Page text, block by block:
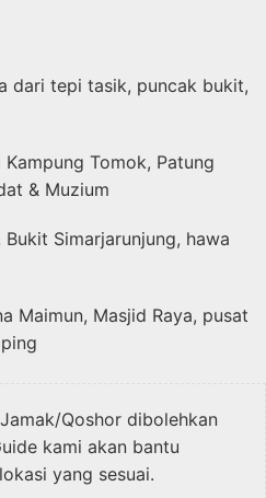
dari tepi tasik, puncak bukit,
Tomok, Patung
& Muzium
Simarjarunjung, hawa
Maimun, Masjid Raya, pusat
Qoshor dibolehkan
kami akan bantu
yang sesuai.